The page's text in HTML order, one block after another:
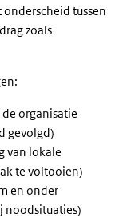
onderscheid tussen
zoals
organisatie
gevolgd)
van lokale
te voltooien)
en onder
noodsituaties)